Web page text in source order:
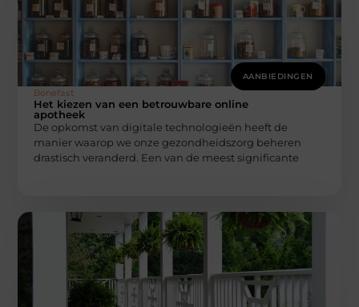
AANBIEDINGEN
Bonefast
Het kiezen van een betrouwbare online
apotheek
De opkomst van digitale technologieën heeft de
manier waarop we onze gezondheidszorg beheren
drastisch veranderd. Een van de meest significante